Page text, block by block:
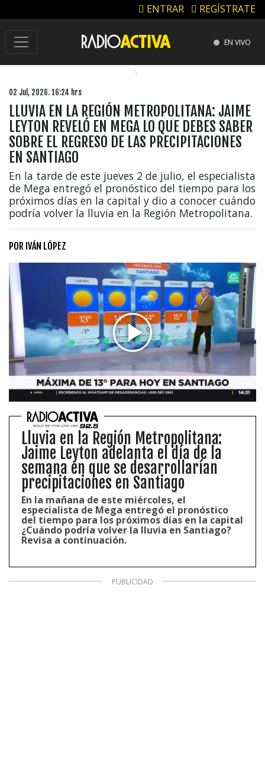
ENTRAR REGÍSTRATE
EN VIVO
02 Jul, 2026. 16:24 hrs
LLUVIA EN LA REGIÓN METROPOLITANA: JAIME
LEYTON REVELÓ EN MEGA LO QUE DEBES SABER
SOBRE EL REGRESO DE LAS PRECIPITACIONES
EN SANTIAGO
En la tarde de este jueves 2 de julio, el especialista
de Mega entregó el pronóstico del tiempo para los
próximos días en la capital y dio a conocer cuándo
podría volver la lluvia en la Región Metropolitana.
POR IVÁN LÓPEZ
Lluvia en la Región Metropolitana:
Jaime Leyton adelanta el día de la
semana en que se desarrollarían
precipitaciones en Santiago
En la mañana de este miércoles, el
especialista de Mega entregó el pronóstico
del tiempo para los próximos días en la capital
¿Cuándo podría volver la lluvia en Santiago?
Revisa a continuación.